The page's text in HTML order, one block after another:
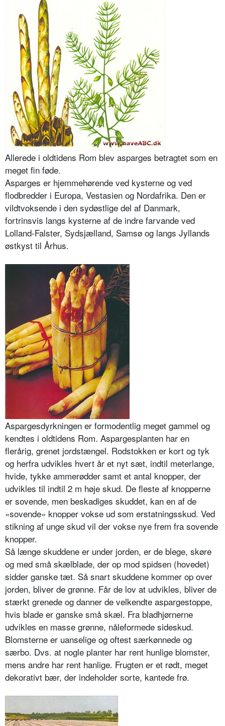
Allerede i oldtidens Rom blev asparges betragtet som en
meget fin føde.
Asparges er hjemmehørende ved ky­sterne og ved
flodbredder i Europa, Vestasien og Nordafrika. Den er
vildt­voksende i den sydøstlige del af Dan­mark,
fortrinsvis langs kysterne af de indre farvande ved
Lolland-Falster, Sydsjælland, Samsø og langs Jyllands
østkyst til Århus.
Aspargesdyrkningen er formodentlig meget gammel og
kendtes i oldtidens Rom. Aspargesplanten har en
flerårig, gre­net jordstængel. Rodstokken er kort og tyk
og herfra udvikles hvert år et nyt sæt, indtil meterlange,
hvide, tykke ammerødder samt et antal knopper, der
udvikles til indtil 2 m høje skud. De fleste af knopperne
er sovende, men beskadiges skuddet, kan en af de
»sovende« knopper vokse ud som er­statningsskud. Ved
stikning af unge skud vil der vokse nye frem fra soven­de
knopper.
Så længe skuddene er under jorden, er de blege, skøre
og med små skælblade, der op mod spidsen (hovedet)
sidder ganske tæt. Så snart skuddene kommer op over
jorden, bliver de grønne. Får de lov at udvikles, bliver de
stærkt grenede og danner de velkendte aspar­gestoppe,
hvis blade er ganske små skæl. Fra bladhjørnerne
udvikles en masse grønne, nåleformede sideskud.
Blomsterne er uanselige og oftest sær­kønnede og
særbo. Dvs. at nogle plan­ter har rent hunlige blomster,
mens andre har rent hanlige. Frugten er et rødt, meget
dekorativt bær, der inde­holder sorte, kantede frø.